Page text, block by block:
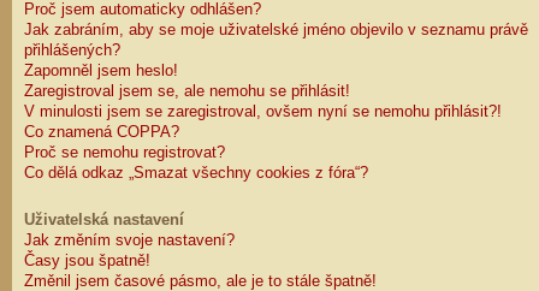
Proč jsem automaticky odhlášen?
Jak zabráním, aby se moje uživatelské jméno objevilo v seznamu právě
přihlášených?
Zapomněl jsem heslo!
Zaregistroval jsem se, ale nemohu se přihlásit!
V minulosti jsem se zaregistroval, ovšem nyní se nemohu přihlásit?!
Co znamená COPPA?
Proč se nemohu registrovat?
Co dělá odkaz „Smazat všechny cookies z fóra“?
Uživatelská nastavení
Jak změním svoje nastavení?
Časy jsou špatně!
Změnil jsem časové pásmo, ale je to stále špatně!